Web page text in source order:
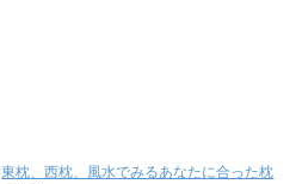
東枕、西枕、風水でみるあなたに合った枕